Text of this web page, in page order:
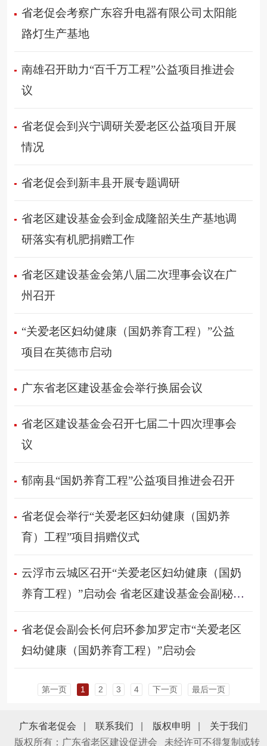
省老促会考察广东容升电器有限公司太阳能
路灯生产基地
南雄召开助力“百千万工程”公益项目推进会
议
省老促会到兴宁调研关爱老区公益项目开展
情况
省老促会到新丰县开展专题调研
省老区建设基金会到金成隆韶关生产基地调
研落实有机肥捐赠工作
省老区建设基金会第八届二次理事会议在广
州召开
“关爱老区妇幼健康（国奶养育工程）”公益
项目在英德市启动
广东省老区建设基金会举行换届会议
省老区建设基金会召开七届二十四次理事会
议
郁南县“国奶养育工程”公益项目推进会召开
省老促会举行“关爱老区妇幼健康（国奶养
育）工程”项目捐赠仪式
云浮市云城区召开“关爱老区妇幼健康（国奶
养育工程）”启动会 省老区建设基金会副秘书
省老促会副会长何启环参加罗定市“关爱老区
妇幼健康（国奶养育工程）”启动会
第一页 1 2 3 4 下一页 最后一页
广东省老促会 联系我们 版权申明
关于我们
版权所有：广东省老区建设促进会 未经许可不得复制或转